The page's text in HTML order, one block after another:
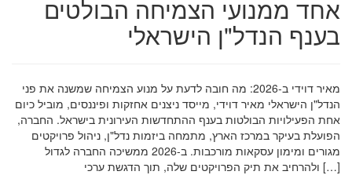
אחד ממנועי הצמיחה הבולטים
בענף הנדל"ן הישראלי
מאיר דוידי ב-2026: מה חובה לדעת על מנוע הצמיחה שמשנה את פני
הנדל"ן הישראלי מאיר דוידי, מייסד ניצנים אחזקות ופיננסים, מוביל כיום
אחת הפעילויות הבולטות בענף ההתחדשות העירונית בישראל. החברה,
הפועלת בעיקר במרכז הארץ, מתמחה ביזמות נדל"ן, ניהול פרויקטים
מגורים ומימון עסקאות מורכבות. ב-2026 ממשיכה החברה לגדול
ולהרחיב את תיק הפרויקטים שלה, תוך הדגשת ערכי […]